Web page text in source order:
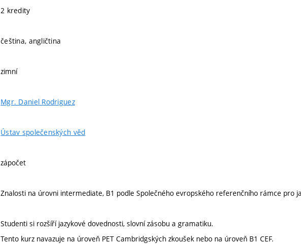
2 kredity
čeština, angličtina
zimní
Mgr. Daniel Rodriguez
Ústav společenských věd
zápočet
Znalosti na úrovni intermediate, B1 podle Společného evropského referenčního rámce pro
Studenti si rozšíří jazykové dovednosti, slovní zásobu a gramatiku.
Tento kurz navazuje na úroveň PET Cambridgských zkoušek nebo na úroveň B1 CEF.